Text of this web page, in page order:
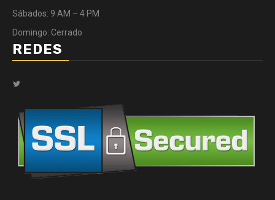
Sábados: 9 AM – 4 PM
Domingo: Cerrado
REDES
Twitter